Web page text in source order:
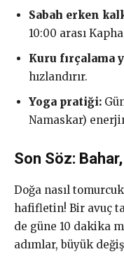
Sabah erken
10:00 arası
Kuru fırçalama
hızlandırır.
Yoga pratiği:
Namaskar)
Son Söz:
Doğa nasıl
hafifletin! Bir avuç
de güne 10 dakika
adımlar, büyük